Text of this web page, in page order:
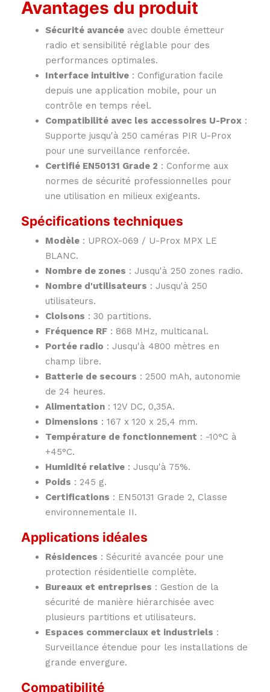
Avantages du produit
Sécurité avancée avec double émetteur
radio et sensibilité réglable pour des
performances optimales.
Interface intuitive : Configuration facile
depuis une application mobile, pour un
contrôle en temps réel.
Compatibilité avec les accessoires U-Prox :
Supporte jusqu'à 250 caméras PIR U-Prox
pour une surveillance renforcée.
Certifié EN50131 Grade 2 : Conforme aux
normes de sécurité professionnelles pour
une utilisation en milieux exigeants.
Spécifications techniques
Modèle : UPROX-069 / U-Prox MPX LE
BLANC.
Nombre de zones : Jusqu'à 250 zones radio.
Nombre d'utilisateurs : Jusqu'à 250
utilisateurs.
Cloisons : 30 partitions.
Fréquence RF : 868 MHz, multicanal.
Portée radio : Jusqu'à 4800 mètres en
champ libre.
Batterie de secours : 2500 mAh, autonomie
de 24 heures.
Alimentation : 12V DC, 0,35A.
Dimensions : 167 x 120 x 25,4 mm.
Température de fonctionnement : -10°C à
+45°C.
Humidité relative : Jusqu'à 75%.
Poids : 245 g.
Certifications : EN50131 Grade 2, Classe
environnementale II.
Applications idéales
Résidences : Sécurité avancée pour une
protection résidentielle complète.
Bureaux et entreprises : Gestion de la
sécurité de manière hiérarchisée avec
plusieurs partitions et utilisateurs.
Espaces commerciaux et industriels :
Surveillance étendue pour les installations de
grande envergure.
Compatibilité